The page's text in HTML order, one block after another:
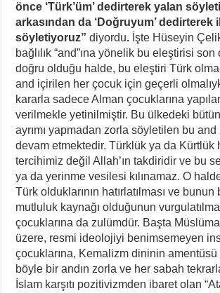
önce ‘Türk’üm’ dedirterek yalan
arkasından da ‘Doğruyum’ dedirterek
söyletiyoruz”diyordu. İşte Hüseyin
bağlılık “and”ına yönelik bu eleştirisi
doğru olduğu halde, bu eleştiri Türk
and içirilen her çocuk için geçerli
kararla sadece Alman çocuklarına
verilmekle yetinilmiştir. Bu ülkedeki
ayrımı yapmadan zorla söyletilen bu
devam etmektedir. Türklük ya da Kürtlük
tercihimiz değil Allah’ın takdiridir ve bu
ya da yerinme vesilesi kılınamaz. O
Türk olduklarının hatırlatılması ve
mutluluk kaynağı olduğunun
çocuklarına da zulümdür. Başta
üzere, resmi ideolojiyi benimsemeyen
çocuklarına, Kemalizm dininin
böyle bir andın zorla ve her sabah
İslam karşıtı pozitivizmden ibaret olan